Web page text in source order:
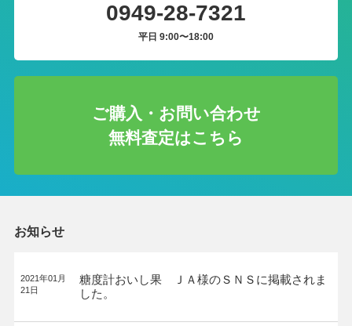
0949-28-7321
平日 9:00〜18:00
ご購入・お問い合わせ
無料査定はこちら
お知らせ
2021年01月
21日
糖度計おいし果 ＪＡ様のＳＮＳに掲載されま
した。